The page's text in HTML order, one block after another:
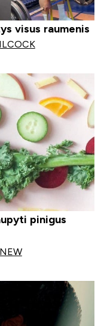
visus raumenis
pinigus